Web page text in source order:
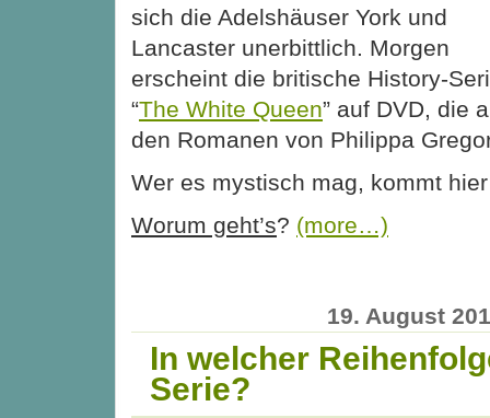
sich die Adelshäuser York und
Lancaster unerbittlich. Morgen
erscheint die britische History-
“The White Queen” auf DVD, die
den Romanen von Philippa
Wer es mystisch mag, kommt
Worum geht’s? (more…)
19. August
In welcher
Serie?